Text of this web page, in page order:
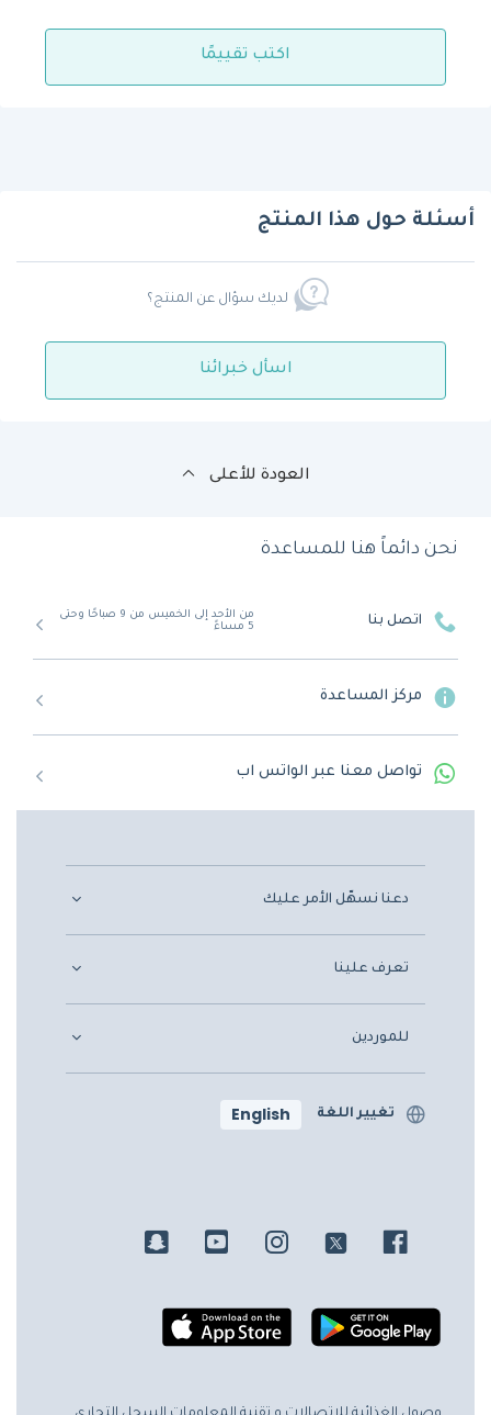
اكتب تقييمًا
أسئلة حول هذا المنتج
لديك سؤال عن المنتج؟
اسأل خبرائنا
العودة للأعلى
نحن دائماً هنا للمساعدة
اتصل بنا
من الأحد إلى الخميس من 9 صباحًا وحتى
5 مساءً
مركز المساعدة
تواصل معنا عبر الواتس اب
دعنا نسهّل الأمر عليك
تعرف علينا
للموردين
تغيير اللغة English